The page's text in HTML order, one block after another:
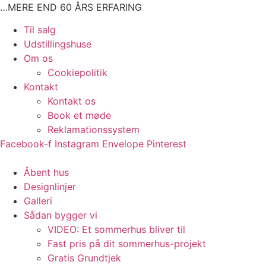
Videre
indhold
…MERE END 60 ÅRS ERFARING
Main
Menu
Til salg
Udstillingshuse
Om os
Cookiepolitik
Kontakt
Kontakt os
Book et møde
Reklamationssystem
Facebook-f Instagram Envelope Pinterest
Main
Menu
Åbent hus
Designlinjer
Galleri
Sådan bygger vi
VIDEO: Et sommerhus bliver til
Fast pris på dit sommerhus-projekt
Gratis Grundtjek